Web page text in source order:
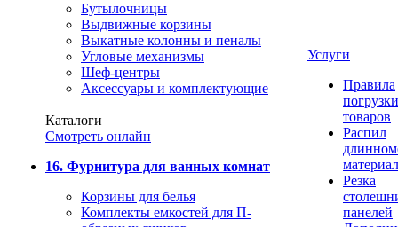
Бутылочницы
Выдвижные корзины
Выкатные колонны и пеналы
Угловые механизмы
Шеф-центры
Аксессуары и комплектующие
Каталоги
Смотреть онлайн
16. Фурнитура для ванных комнат
Корзины для белья
Комплекты емкостей для П-
Услуги
Правила
погрузки
товаров
Распил
Резка
панелей